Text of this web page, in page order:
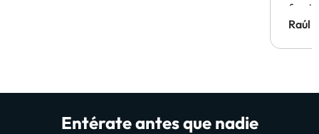
Hotel
Raúl
Entérate antes que nadie